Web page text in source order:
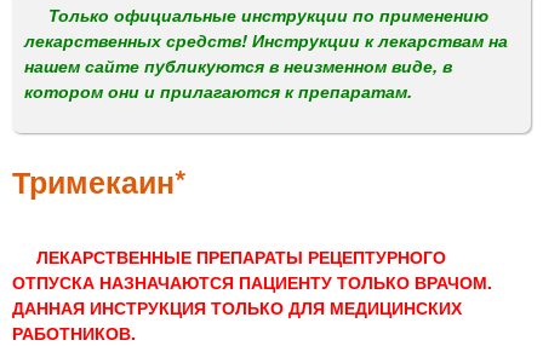
м
е
н
Только официальные инструкции по применению
лекарственных средств! Инструкции к лекарствам на
нашем сайте публикуются в неизменном виде, в
котором они и прилагаются к препаратам.
Тримекаин*
ЛЕКАРСТВЕННЫЕ ПРЕПАРАТЫ РЕЦЕПТУРНОГО
ОТПУСКА НАЗНАЧАЮТСЯ ПАЦИЕНТУ ТОЛЬКО ВРАЧОМ.
ДАННАЯ ИНСТРУКЦИЯ ТОЛЬКО ДЛЯ МЕДИЦИНСКИХ
РАБОТНИКОВ.